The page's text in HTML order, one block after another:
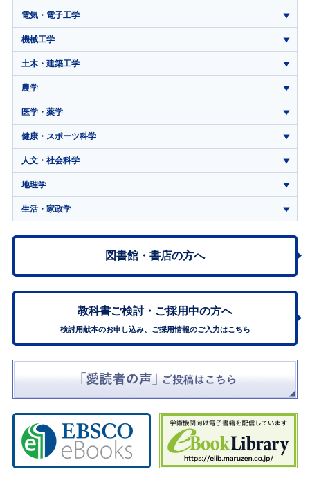
電気・電子工学
機械工学
土木・建築工学
農学
医学・薬学
健康・スポーツ科学
人文・社会科学
地理学
生活・家政学
図書館・書店の方へ
教科書ご検討・ ご採用中の方へ
検討用献本のお申し込み、ご採用情報のご入力はこちら